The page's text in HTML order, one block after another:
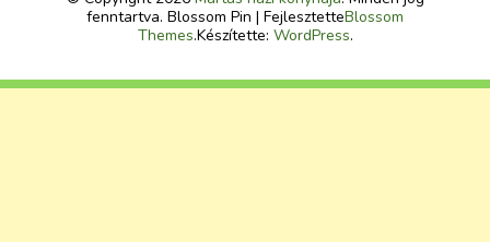
fenntartva. Blossom Pin | FejlesztetteBlossom
Themes.Készítette: WordPress.